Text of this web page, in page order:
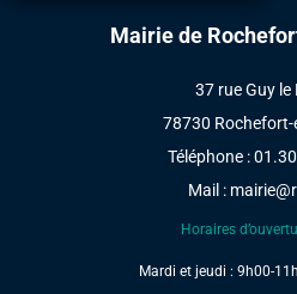
Mairie de
37 rue Guy le
78730 Rochefort-
Téléphone :
Mail :
Horaires
Mardi et jeudi : 9h00-